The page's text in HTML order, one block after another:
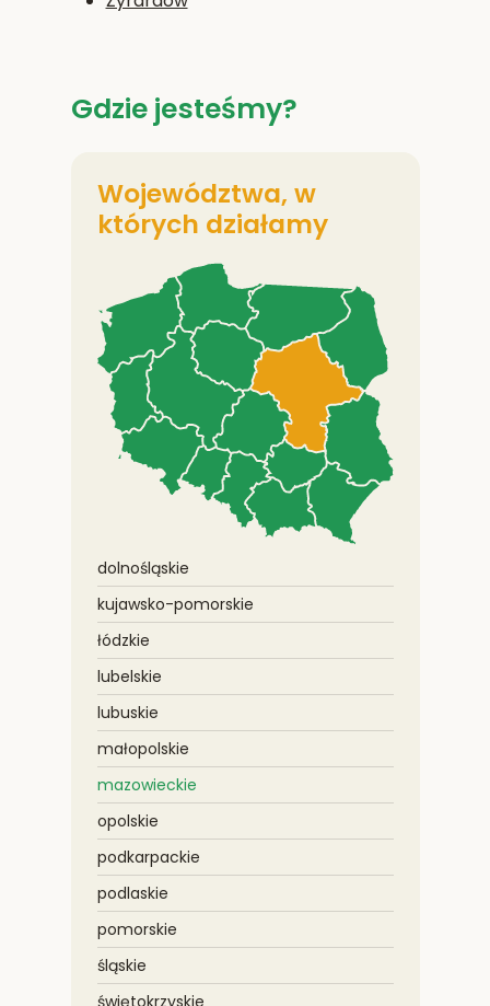
Gdzie jesteśmy?
Województwa, w
których działamy
dolnośląskie
kujawsko-pomorskie
łódzkie
lubelskie
lubuskie
małopolskie
mazowieckie
opolskie
podkarpackie
podlaskie
pomorskie
śląskie
świętokrzyskie